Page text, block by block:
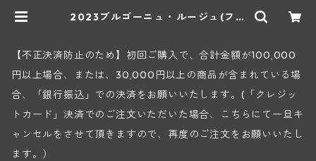
2023ブルゴーニュ・ルージュ(フォ
【不正決済防止のため】初回ご購入で、合計金額が100,000
円以上場合、または、30,000円以上の商品が含まれている場
合、「銀行振込」での決済をお願いいたします。(「クレジッ
トカード」決済でのご注文いただいた場合、こちらにて一旦キ
ャンセルをさせて頂きますので、再度のご注文をお願いいたし
ます。）